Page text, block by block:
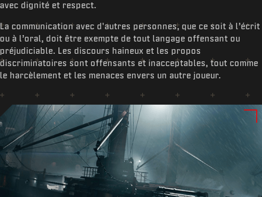
avec dignité et respect.
La communication avec d'autres personnes, que ce soit à l’écrit
ou à l’oral, doit être exempte de tout langage offensant ou
préjudiciable. Les discours haineux et les propos
discriminatoires sont offensants et inacceptables, tout comme
le harcèlement et les menaces envers un autre joueur.